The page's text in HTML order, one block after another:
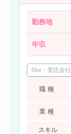
勤務地
年収
SIer・受託会社
職種
業種
スキル